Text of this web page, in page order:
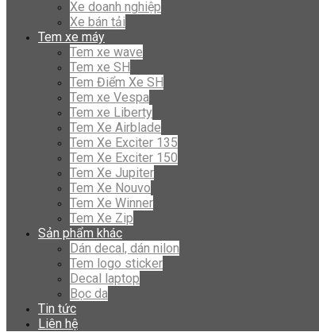
Xe doanh nghiệp
Xe bán tải
Tem xe máy
Tem xe wave
Tem xe SH
Tem Điểm Xe SH
Tem xe Vespa
Tem xe Liberty
Tem Xe Airblade
Tem Xe Exciter 135
Tem Xe Exciter 150
Tem Xe Jupiter
Tem Xe Nouvo
Tem Xe Winner
Tem Xe Zip
Sản phẩm khác
Dán decal, dán nilon
Tem logo sticker
Decal laptop
Bọc da
Tin tức
Liên hệ